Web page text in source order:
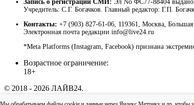
Запись о регистрации СМИ: Эл No ФС77-88404 выдано
Учредитель: С.Г. Богачков. Главный редактор: Г.П.
Контакты: +7 (903) 827-61-06, 119361, Москва,
Электронная почта редакции info@live24.ru
*Meta Platforms (Instagram, Facebook) признана
Возрастное ограничение:
18+
© 2018 - 2026 ЛАЙВ24.